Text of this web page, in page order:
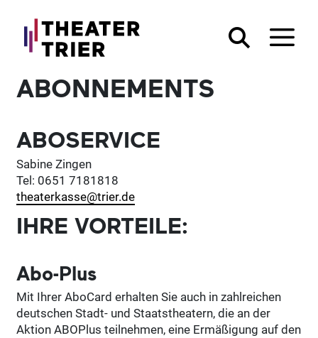
ABONNEMENTS
ABOSERVICE
Sabine Zingen
Tel: 0651 7181818
theaterkasse@trier.de
IHRE VORTEILE:
Abo-Plus
Mit Ihrer AboCard erhalten Sie auch in zahlreichen
deutschen Stadt- und Staatstheatern, die an der
Aktion ABOPlus teilnehmen, eine Ermäßigung auf den